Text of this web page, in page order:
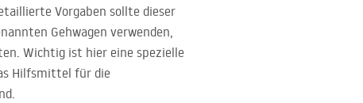
Vorgaben sollte dieser
Gehwagen verwenden,
Wichtig ist hier eine spezielle
Hilfsmittel für die